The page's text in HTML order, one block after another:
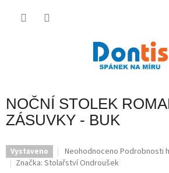
NOČNÍ STOLEK
ZÁSUVKY - BUK
Vystaveno
Průměrné
hodnocení
Neohodnoceno Podrobnosti
Značka: Stolařství Ondroušek